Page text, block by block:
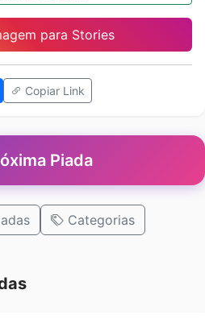
para Stories
Copiar Link
Piada
Categorias